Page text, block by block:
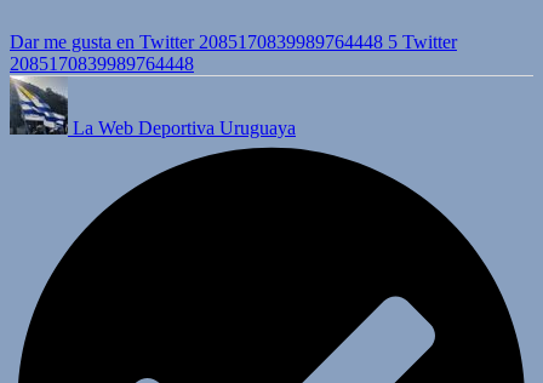
Dar me gusta en Twitter 2085170839989764448 5 Twitter
2085170839989764448
La Web Deportiva Uruguaya